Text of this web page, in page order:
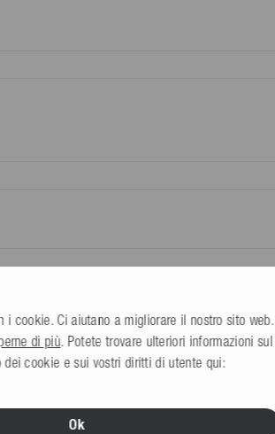
i cookie. Ci aiutano a migliorare il nostro sito web.
di più. Potete trovare ulteriori informazioni sul
dei cookie e sui vostri diritti di utente qui:
Ok